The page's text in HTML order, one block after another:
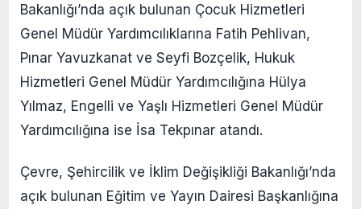
Bakanlığı’nda açık bulunan Çocuk Hizmetleri
Genel Müdür Yardımcılıklarına Fatih Pehlivan,
Pınar Yavuzkanat ve Seyfi Bozçelik, Hukuk
Hizmetleri Genel Müdür Yardımcılığına Hülya
Yılmaz, Engelli ve Yaşlı Hizmetleri Genel Müdür
Yardımcılığına ise İsa Tekpınar atandı.
Çevre, Şehircilik ve İklim Değişikliği Bakanlığı’nda
açık bulunan Eğitim ve Yayın Dairesi Başkanlığına